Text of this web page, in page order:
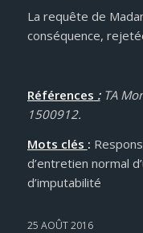
La requête de
conséquence,
Références :TA
1500912.
Mots clés :
d’entretien normal
d’imputabilité
25 AOÛT 2016